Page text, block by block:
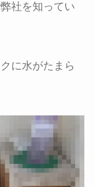
社を知ってい
に水がたまら